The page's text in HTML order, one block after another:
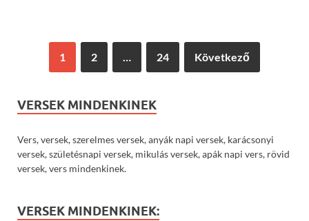
1 2 … 24 Következő
VERSEK MINDENKINEK
Vers, versek, szerelmes versek, anyák napi versek, karácsonyi
versek, születésnapi versek, mikulás versek, apák napi vers, rövid
versek, vers mindenkinek.
VERSEK MINDENKINEK: